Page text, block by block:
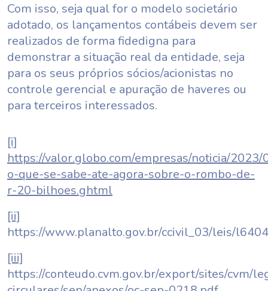
Com isso, seja qual for o modelo societário
adotado, os lançamentos contábeis devem ser
realizados de forma fidedigna para
demonstrar a situação real da entidade, seja
para os seus próprios sócios/acionistas no
controle gerencial e apuração de haveres ou
para terceiros interessados.
[i]
https://valor.globo.com/empresas/noticia/2023/
o-que-se-sabe-ate-agora-sobre-o-rombo-de-
r-20-bilhoes.ghtml
[ii]
https://www.planalto.gov.br/ccivil_03/leis/
[iii]
https://conteudo.cvm.gov.br/export/sites/cvm/